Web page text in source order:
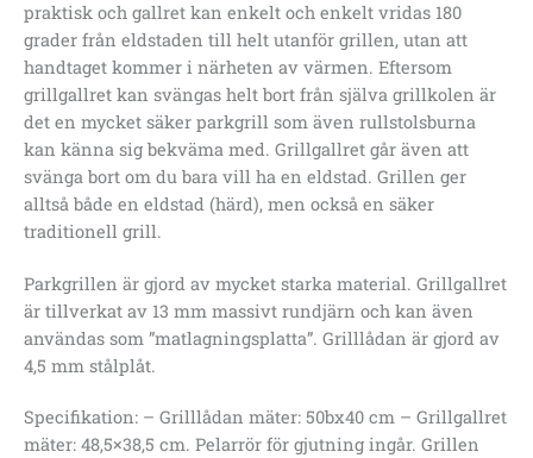
praktisk och gallret kan enkelt och enkelt vridas 180
grader från eldstaden till helt utanför grillen, utan att
handtaget kommer i närheten av värmen. Eftersom
grillgallret kan svängas helt bort från själva grillkolen är
det en mycket säker parkgrill som även rullstolsburna
kan känna sig bekväma med. Grillgallret går även att
svänga bort om du bara vill ha en eldstad. Grillen ger
alltså både en eldstad (härd), men också en säker
traditionell grill.
Parkgrillen är gjord av mycket starka material. Grillgallret
är tillverkat av 13 mm massivt rundjärn och kan även
användas som ”matlagningsplatta”. Grilllådan är gjord av
4,5 mm stålplåt.
Specifikation: – Grilllådan mäter: 50bx40 cm – Grillgallret
mäter: 48,5×38,5 cm. Pelarrör för gjutning ingår. Grillen